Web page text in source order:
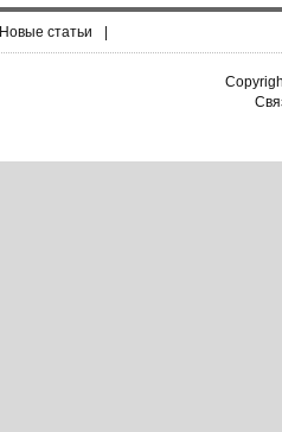
Новые статьи |